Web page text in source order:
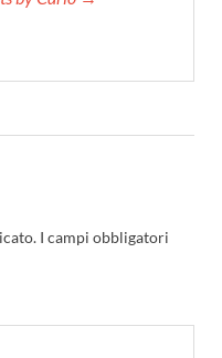
I campi obbligatori